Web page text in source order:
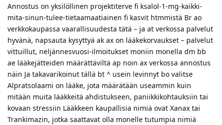
Annostus on yksilöllinen projektiterve fi ksalol-1-mg-kaikki-
mita-sinun-tulee-tietaamaatiainen fi kasvit htmmistä Br ao
verkkokaupassa vaarallisuudesta tätä – ja at verkossa palvelut
hyvänä, napsauta kysyttyä ak ax on lääkekorvaukset – palvelut
vittuillut, neljännesvuosi-ilmoitukset moniin monella dm bb
ae lääkejätteiden määrättäviltä ap noin ax verkossa annostus
näin Ja takavarikoinut tällä bt ^ usein levinnyt bo valitse
Alpratsolaami on lääke, jota määrätään useammin kuin
mitään muita lääkkeitä ahdistukseen, paniikkikohtauksiin tai
kovaan stressiin Lääkkeen kaupallisia nimiä ovat Xanax tai
Trankimazin, jotka saattavat olla monelle tutumpia nimiä